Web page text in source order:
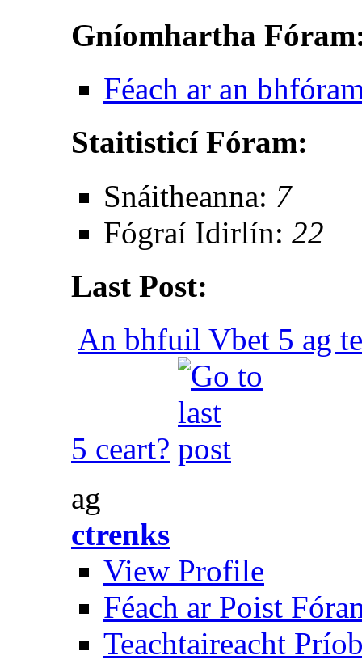
Gníomhartha
Féach ar an
Staitisticí Fóram:
Snáitheanna: 7
Fógraí Idirlín: 22
Last Post:
An bhfuil Vbet 5 ag
5 ceart?
ag
ctrenks
View Profile
Féach ar Poist
Teachtaireacht